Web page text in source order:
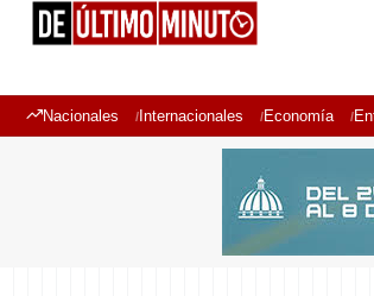
Nacionales Internacionales Economía